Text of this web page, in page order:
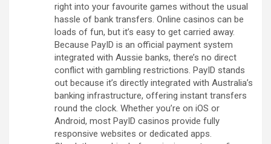
right into your favourite games without the usual
hassle of bank transfers. Online casinos can be
loads of fun, but it’s easy to get carried away.
Because PayID is an official payment system
integrated with Aussie banks, there’s no direct
conflict with gambling restrictions. PayID stands
out because it’s directly integrated with Australia’s
banking infrastructure, offering instant transfers
round the clock. Whether you’re on iOS or
Android, most PayID casinos provide fully
responsive websites or dedicated apps.